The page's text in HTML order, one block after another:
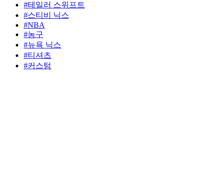
#테일러 스위프트
#스티비 닉스
#NBA
#농구
#뉴욕 닉스
#티셔츠
#커스텀